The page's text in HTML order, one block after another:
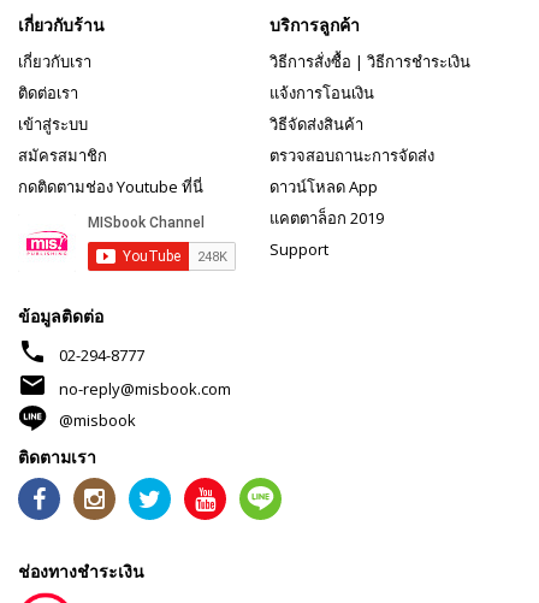
เกี่ยวกับร้าน
เกี่ยวกับเรา
ติดต่อเรา
เข้าสู่ระบบ
สมัครสมาชิก
กดติดตามช่อง Youtube ที่นี่
บริการลูกค้า
วิธีการสั่งซื้อ | วิธีการชำระเงิน
แจ้งการโอนเงิน
วิธีจัดส่งสินค้า
ตรวจสอบถานะการจัดส่ง
ดาวน์โหลด App
แคตตาล็อก 2019
Support
ข้อมูลติดต่อ
phone 02-294-8777
mail
no-reply@misbook.com
@misbook
ติดตามเรา
ช่องทางชำระเงิน